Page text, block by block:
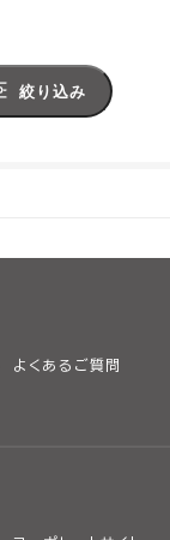
絞り込み
よくあるご質問